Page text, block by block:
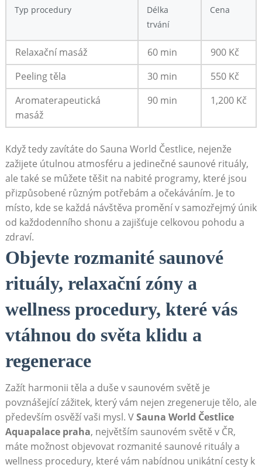
Typ procedury
Délka
trvání
Cena
Relaxační‌ masáž 60 min
900 Kč
Peeling těla
30 ⁤min
550⁤ Kč
Aromaterapeutická
⁣masáž
90 min 1,200 Kč
Když tedy zavítáte do Sauna ‌World Čestlice,⁣ nejenže
zažijete útulnou‌ atmosféru ‌a jedinečné saunové rituály,⁤
ale také ‌se můžete těšit na ​nabité programy,‌ které jsou​
přizpůsobené různým potřebám⁤ a ⁣očekáváním. Je to
místo, kde se​ každá⁣ návštěva promění v samozřejmý únik
od každodenního shonu a zajišťuje celkovou pohodu ⁢a
⁣zdraví.
Objevte rozmanité saunové
⁤rituály, ‌relaxační zóny a
wellness ‍procedury, ‍které vás‌
vtáhnou‌ do světa klidu ⁤a
regenerace
Zažít harmonii těla⁢ a duše v saunovém světě je
povznášející zážitek,⁢ který vám ⁢nejen zregeneruje tělo,‍ ale
především osvěží ⁢vaši ⁢mysl. V‌Sauna World Čestlice
Aquapalace praha,​ největším saunovém​ světě⁤ v ČR,⁢
máte možnost objevovat⁤ rozmanité saunové rituály ⁤a
wellness ‍procedury, ⁢které vám nabídnou unikátní​ cesty k